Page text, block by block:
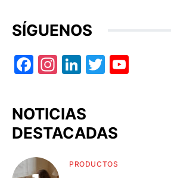
SÍGUENOS
Facebook
Instagram
LinkedIn
Twitter
NOTICIAS
DESTACADAS
PRODUCTOS